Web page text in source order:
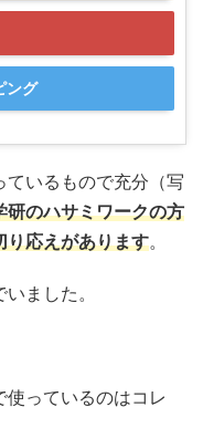
ング
ているもので充分（写
研のハサミワークの方
り応えがあります。
ました。
っているのはコレ